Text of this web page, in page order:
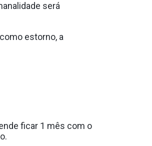
será
estorno, a
ficar 1 mês com o